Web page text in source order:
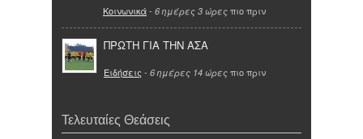
Κοινωνικά- 6 ημέρες 3 ώρες πιο πριν
ΠΡΩΤΗ ΓΙΑ ΤΗΝ ΑΣΑ
Ειδήσεις - 6 ημέρες 14 ώρες πιο πριν
Τελευταίες Θεάσεις